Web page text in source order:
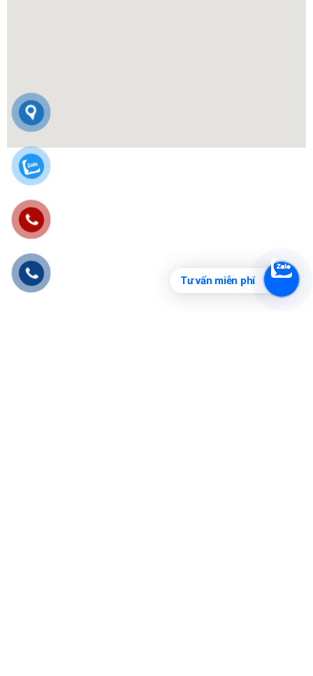
Tư vấn miễn phí